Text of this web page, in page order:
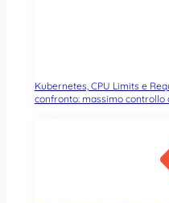
Kubernetes, CPU Limits e
confronto: massimo controllo